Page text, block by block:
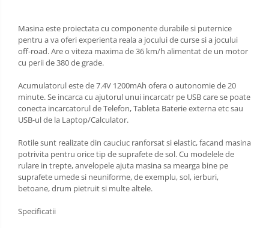
Masina este proiectata cu componente durabile si puternice
pentru a va oferi experienta reala a jocului de curse si a jocului
off-road. Are o viteza maxima de 36 km/h alimentat de un motor
cu perii de 380 de grade.
Acumulatorul este de 7.4V 1200mAh ofera o autonomie de 20
minute. Se incarca cu ajutorul unui incarcatr pe USB care se poate
conecta incarcatorul de Telefon, Tableta Baterie externa etc sau
USB-ul de la Laptop/Calculator.
Rotile sunt realizate din cauciuc ranforsat si elastic, facand masina
potrivita pentru orice tip de suprafete de sol. Cu modelele de
rulare in trepte, anvelopele ajuta masina sa mearga bine pe
suprafete umede si neuniforme, de exemplu, sol, ierburi,
betoane, drum pietruit si multe altele.
Specificatii